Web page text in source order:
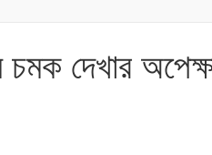
চমক দেখার